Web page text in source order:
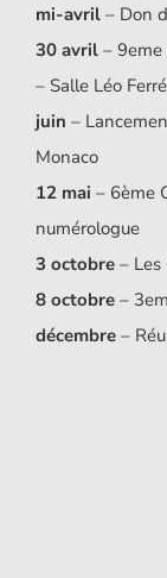
mi-avril– Don
30 avril– 9eme
– Salle Léo Ferré
juin –
Monaco
12 mai – 6ème
numérologue
3 octobre– Les
8 octobre–
décembre–